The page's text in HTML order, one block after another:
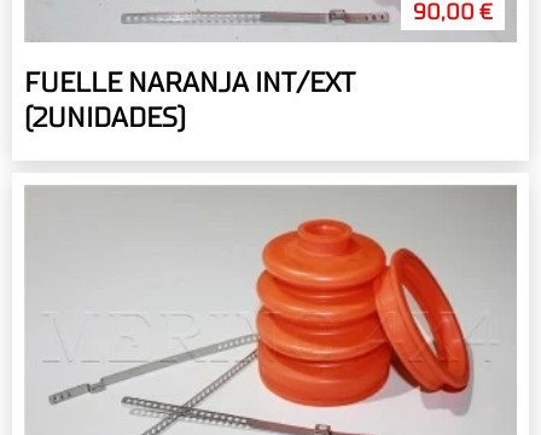
90,00 €
FUELLE NARANJA INT/EXT
(2UNIDADES)